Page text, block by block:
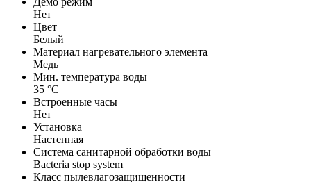
Нет
Цвет
Белый
Материал нагревательного элемента
Медь
Мин. температура воды
35 °С
Встроенные часы
Нет
Установка
Настенная
Система санитарной обработки воды
Bacteria stop system
Класс пылевлагозащищенности